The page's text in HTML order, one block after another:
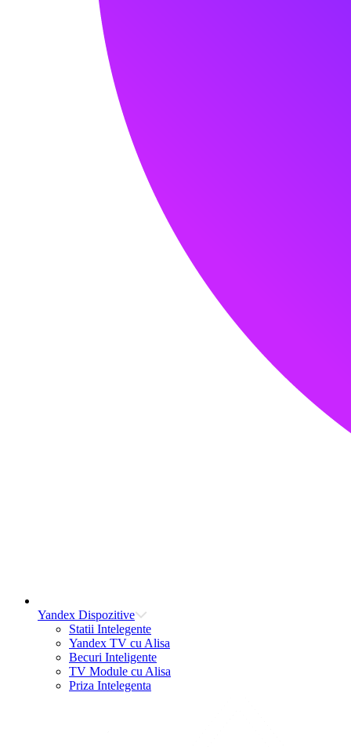
Yandex Dispozitive
Statii Intelegente
Yandex TV cu Alisa
Becuri Inteligente
TV Module cu Alisa
Priza Intelegenta